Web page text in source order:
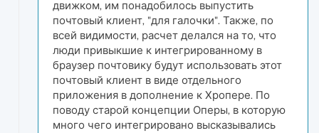
движком, им понадобилось выпустить
почтовый клиент, "для галочки". Также, по
всей видимости, расчет делался на то, что
люди привыкшие к интегрированному в
браузер почтовику будут использовать этот
почтовый клиент в виде отдельного
приложения в дополнение к Хропере. По
поводу старой концепции Оперы, в которую
много чего интегрировано высказывались